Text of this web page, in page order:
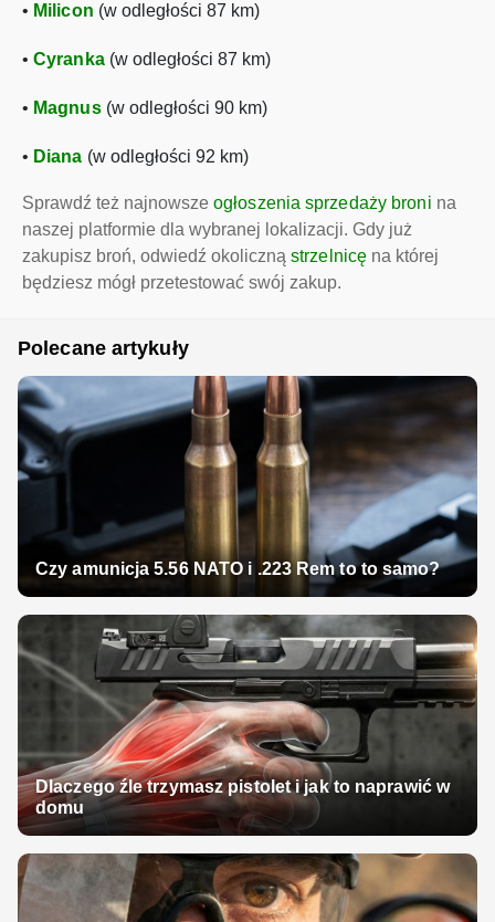
• Milicon (w odległości 87 km)
• Cyranka(w odległości 87 km)
• Magnus(w odległości 90 km)
• Diana (w odległości 92 km)
Sprawdź też najnowsze ogłoszenia sprzedaży broni na
naszej platformie dla wybranej lokalizacji. Gdy już
zakupisz broń, odwiedź okoliczną strzelnicę na której
będziesz mógł przetestować swój zakup.
Polecane artykuły
Czy amunicja 5.56 NATO i .223 Rem to to samo?
Dlaczego źle trzymasz pistolet i jak to naprawić w
domu